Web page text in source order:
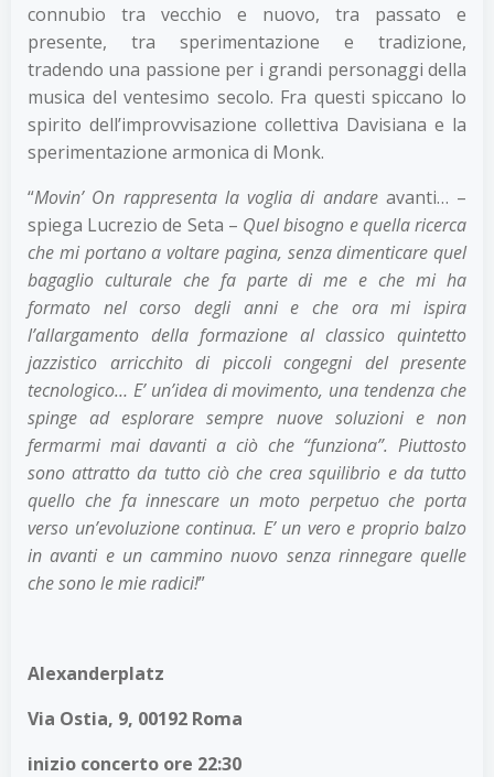
connubio tra vecchio e nuovo, tra passato e
presente, tra sperimentazione e tradizione,
tradendo una passione per i grandi personaggi della
musica del ventesimo secolo. Fra questi spiccano lo
spirito dell’improvvisazione collettiva Davisiana e la
sperimentazione armonica di Monk.
“Movin’ On rappresenta la voglia di andareavanti… –
spiega Lucrezio de Seta – Quel bisogno e quella ricerca
che mi portano a voltare pagina, senza dimenticare quel
bagaglio culturale che fa parte di me e che mi ha
formato nel corso degli anni e che ora mi ispira
l’allargamento della formazione al classico quintetto
jazzistico arricchito di piccoli congegni del presente
tecnologico… E’ un’idea di movimento, una tendenza che
spinge ad esplorare sempre nuove soluzioni e non
fermarmi mai davanti a ciò che “funziona”. Piuttosto
sono attratto da tutto ciò che crea squilibrio e da tutto
quello che fa innescare un moto perpetuo che porta
verso un’evoluzione continua. E’ un vero e proprio balzo
in avanti e un cammino nuovo senza rinnegare quelle
che sono le mie radici!”
Alexanderplatz
Via Ostia, 9, 00192 Roma
inizio concerto ore 22:30